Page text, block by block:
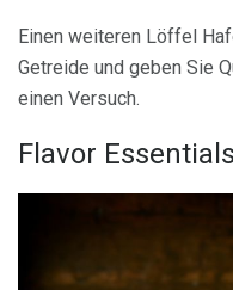
Einen weiteren Löffel
Getreide und geben Sie
einen Versuch.
Flavor Essentials